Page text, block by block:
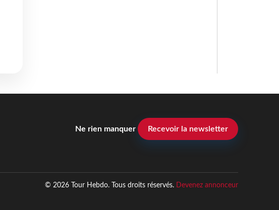
Ne rien manquer Recevoir la newsletter
© 2026 Tour Hebdo. Tous droits réservés. Devenez annonceur